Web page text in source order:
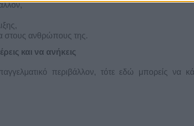
στους ανθρώπους της.
και να ανήκεις
περιβάλλον, τότε εδώ μπορείς να